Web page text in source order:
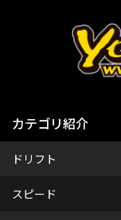
カテゴリ紹介
ドリフト
スピード